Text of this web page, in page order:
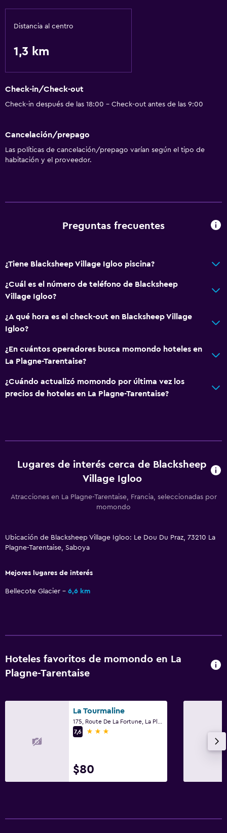
Distancia al centro
1,3 km
Check-in/Check-out
Check-in después de las 18:00 - Check-out antes de las 9:00
Cancelación/prepago
Las políticas de cancelación/prepago varían según el tipo de
habitación y el proveedor.
Preguntas frecuentes
¿Tiene Blacksheep Village Igloo piscina?
¿Cuál es el número de teléfono de Blacksheep
Village Igloo?
¿A qué hora es el check-out en Blacksheep Village
Igloo?
¿En cuántos operadores busca momondo hoteles en
La Plagne-Tarentaise?
¿Cuándo actualizó momondo por última vez los
precios de hoteles en La Plagne-Tarentaise?
Lugares de interés cerca de Blacksheep
Village Igloo
Atracciones en La Plagne-Tarentaise, Francia, seleccionadas por
momondo
Ubicación de Blacksheep Village Igloo: Le Dou Du Praz, 73210 La
Plagne-Tarentaise, Saboya
Mejores lugares de interés
Bellecote Glacier 6,6 km
Hoteles favoritos de momondo en La
Plagne-Tarentaise
La Tourmaline
7,6
3 estrellas
$80